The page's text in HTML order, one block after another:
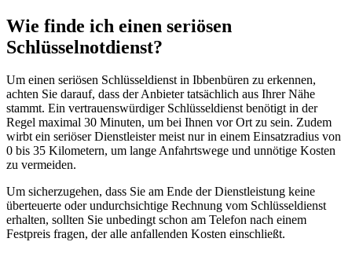
Wie finde ich einen seriösen
Schlüsselnotdienst?
Um einen seriösen Schlüsseldienst in Ibbenbüren zu erkennen,
achten Sie darauf, dass der Anbieter tatsächlich aus Ihrer Nähe
stammt. Ein vertrauenswürdiger Schlüsseldienst benötigt in der
Regel maximal 30 Minuten, um bei Ihnen vor Ort zu sein. Zudem
wirbt ein seriöser Dienstleister meist nur in einem Einsatzradius von
0 bis 35 Kilometern, um lange Anfahrtswege und unnötige Kosten
zu vermeiden.
Um sicherzugehen, dass Sie am Ende der Dienstleistung keine
überteuerte oder undurchsichtige Rechnung vom Schlüsseldienst
erhalten, sollten Sie unbedingt schon am Telefon nach einem
Festpreis fragen, der alle anfallenden Kosten einschließt.